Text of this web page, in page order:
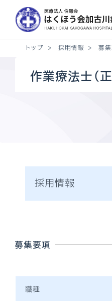
トップ > 採用情報 > 募
作業療法士（
採用情報
募集要項
職種